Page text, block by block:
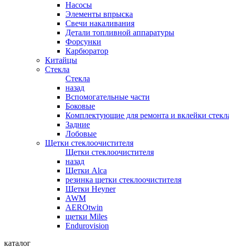
Насосы
Элементы впрыска
Свечи накаливания
Детали топливной аппаратуры
Форсунки
Карбюратор
Китайцы
Стекла
Стекла
назад
Вспомогательные части
Боковые
Комплектующие для ремонта и вклейки
Задние
Лобовые
Щетки стеклоочистителя
Щетки стеклоочистителя
назад
Щетки Alca
резинка щетки стеклоочистителя
Щетки Heyner
AWM
AEROtwin
щетки Miles
Endurovision
каталог